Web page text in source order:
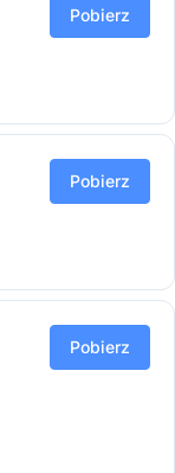
Pobierz
Pobierz
Pobierz